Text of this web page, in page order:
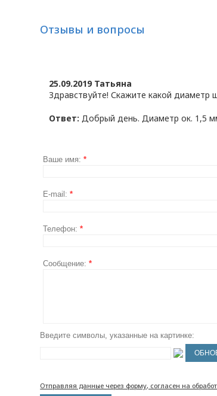
Отзывы и вопросы
25.09.2019 Татьяна
Здравствуйте! Скажите какой диаметр
Ответ: Добрый день. Диаметр ок. 1,5
Ваше имя:*
E-mail:*
Телефон:*
Сообщение:*
Введите символы, указанные на картинке:
Отправляя данные через форму, согласен на